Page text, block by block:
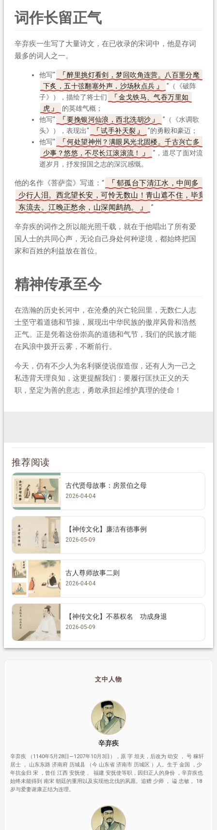
词作长留正气
辛弃疾一生写了大量诗文，在已收录的宋词中，他是存词
最多的词人之一。
他写“
醉里挑灯看剑，梦回吹角连营。八百里分麾
下炙，五十弦翻塞外声，沙场秋点兵
”（《破阵
子》），描绘了将士们
金戈铁马、气吞万里如
虎
的英雄气概；
他写“
要挽银河仙浪，西北洗胡沙
”（《水调歌
头》），表现出“
试手补天裂
”的勇毅和豪迈；
他写“
何处望神州？满眼风光北固楼。千古兴亡多
少事？悠悠，不尽长江滚滚流！
”，道尽了面对流
逝岁月，抒发报国之志的深沉感慨。
他的名作《菩萨蛮》写道：“
郁孤台下清江水，中间多
少行人泪。西北望长安，可怜无数山！青山遮不住，毕竟
东流去。江晚正愁余，山深闻鹧鸪。
”
辛弃疾的词作之所以能光照千载，就在于他唱出了所有爱
国人士的共同心声，无论自己身处何种逆境，都始终把国
家和百姓的利益放在首位。
精神传承至今
在浩瀚的历史长河中，在沧桑的兴亡轮回里，无数仁人志
士坚守着道德和节操，展现出中华民族的傲岸风骨和浩然
正气。正是凭着这份崇高的道德和气节，我们的民族才能
在风浪中拨开云雾，不断前行。
今天，仍有不少人为名利驱使说假造假，还有人为一己之
私违背天理良知，这更提醒我们：要履行匡扶正义的天
职，坚定为善的意志，勇敢承担起维护真理的使命！
推荐阅读
古代贤母故事：房景伯之母
2026-04-04
【神传文化】廉洁有德事例
2026-05-09
古人尊师故事二则
2026-04-04
【神传文化】不慕权名 功成身退
2026-05-09
文中人物
辛弃疾
辛弃疾 （1140年5月28日—1207年10月3日），原 字 坦夫，后改为 幼安 ， 号 稼轩
居士 ， 山东东路 济南府 历城县 （今 山东省 济南市 历城区 ）人。生于 金国 ，少
年抗金归 宋 ，曾任 江西 安抚使 、 福建 安抚使等职，因归正人的身份 ，辛弃疾也
始终未能得到 南宋 朝廷的重用以及实现他北伐的夙愿。追赠 少师 ， 谥 忠敏 。18
岁与爱妻谢康正结为连理。